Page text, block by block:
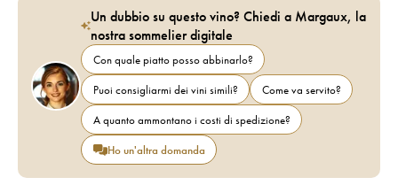
Un dubbio su questo vino? Chiedi a Margaux, la
nostra sommelier digitale
Con quale piatto posso abbinarlo?
Puoi consigliarmi dei vini simili?
Come va servito?
A quanto ammontano i costi di spedizione?
Ho un'altra domanda